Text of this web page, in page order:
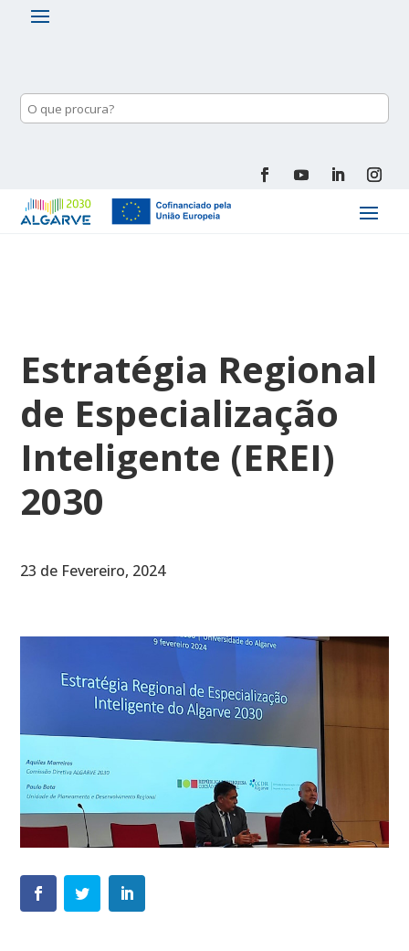
Estratégia Regional
de Especialização
Inteligente (EREI)
2030
23 de Fevereiro, 2024